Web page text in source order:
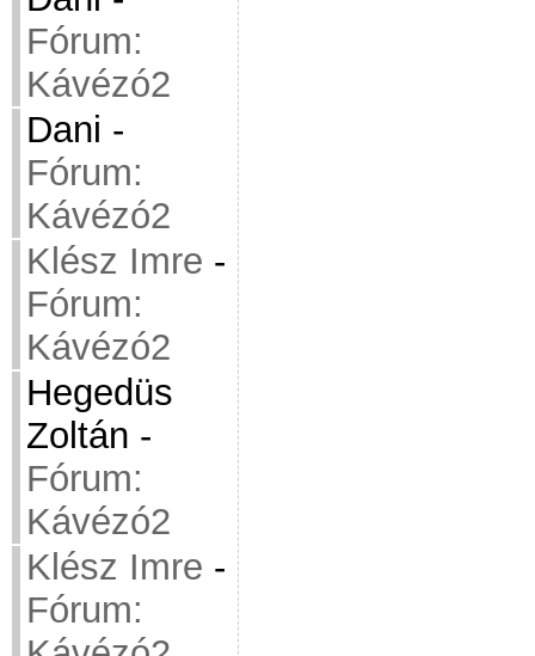
Fórum:
Kávézó2
Dani -
Fórum:
Kávézó2
Klész Imre -
Fórum:
Kávézó2
Hegedüs
Zoltán -
Fórum:
Kávézó2
Klész Imre -
Fórum: